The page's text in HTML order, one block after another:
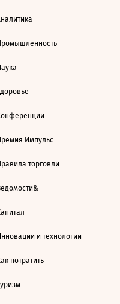
Импульс
торговли
и технологии
потратить